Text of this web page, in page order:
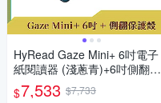
HyRead Gaze Mini+ 6吋電子
紙閱讀器 (淺蔥青)+6吋側翻保
護殼
$7,533 $7,733